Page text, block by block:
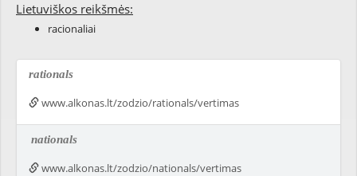
Lietuviškos reikšmės:
racionaliai
rationals
www.alkonas.lt/zodzio/rationals/vertimas
nationals
www.alkonas.lt/zodzio/nationals/vertimas